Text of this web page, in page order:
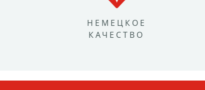
НЕМЕЦКОЕ
КАЧЕСТВО